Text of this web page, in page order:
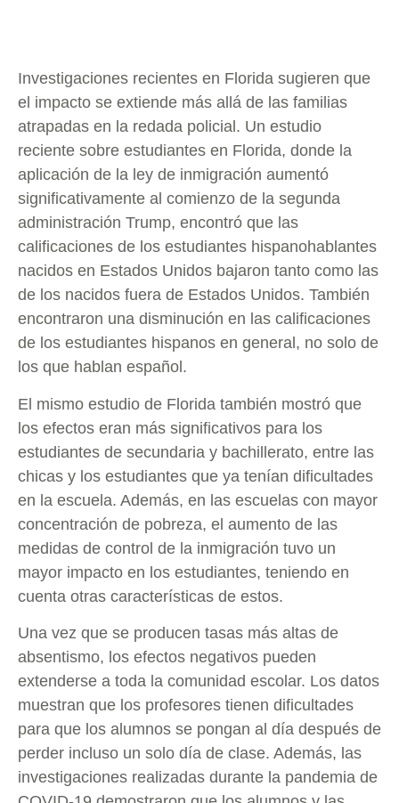
Investigaciones recientes en Florida sugieren que
el impacto se extiende más allá de las familias
atrapadas en la redada policial. Un estudio
reciente sobre estudiantes en Florida, donde la
aplicación de la ley de inmigración aumentó
significativamente al comienzo de la segunda
administración Trump, encontró que las
calificaciones de los estudiantes hispanohablantes
nacidos en Estados Unidos bajaron tanto como las
de los nacidos fuera de Estados Unidos. También
encontraron una disminución en las calificaciones
de los estudiantes hispanos en general, no solo de
los que hablan español.
El mismo estudio de Florida también mostró que
los efectos eran más significativos para los
estudiantes de secundaria y bachillerato, entre las
chicas y los estudiantes que ya tenían dificultades
en la escuela. Además, en las escuelas con mayor
concentración de pobreza, el aumento de las
medidas de control de la inmigración tuvo un
mayor impacto en los estudiantes, teniendo en
cuenta otras características de estos.
Una vez que se producen tasas más altas de
absentismo, los efectos negativos pueden
extenderse a toda la comunidad escolar. Los datos
muestran que los profesores tienen dificultades
para que los alumnos se pongan al día después de
perder incluso un solo día de clase. Además, las
investigaciones realizadas durante la pandemia de